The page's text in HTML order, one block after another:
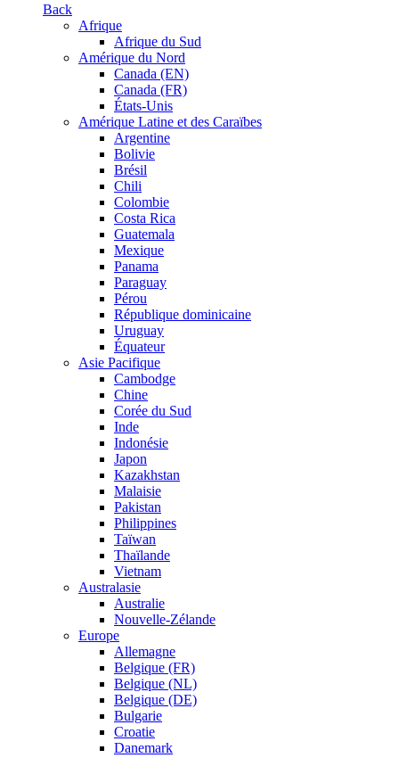
Back
Afrique
Afrique du Sud
Amérique du Nord
Canada (EN)
Canada (FR)
États-Unis
Amérique Latine et des Caraïbes
Argentine
Bolivie
Brésil
Chili
Colombie
Costa Rica
Guatemala
Mexique
Panama
Paraguay
Pérou
République dominicaine
Uruguay
Équateur
Asie Pacifique
Cambodge
Chine
Corée du Sud
Inde
Indonésie
Japon
Kazakhstan
Malaisie
Pakistan
Philippines
Taïwan
Thaïlande
Vietnam
Australasie
Australie
Nouvelle-Zélande
Europe
Allemagne
Belgique (FR)
Belgique (NL)
Belgique (DE)
Bulgarie
Croatie
Danemark